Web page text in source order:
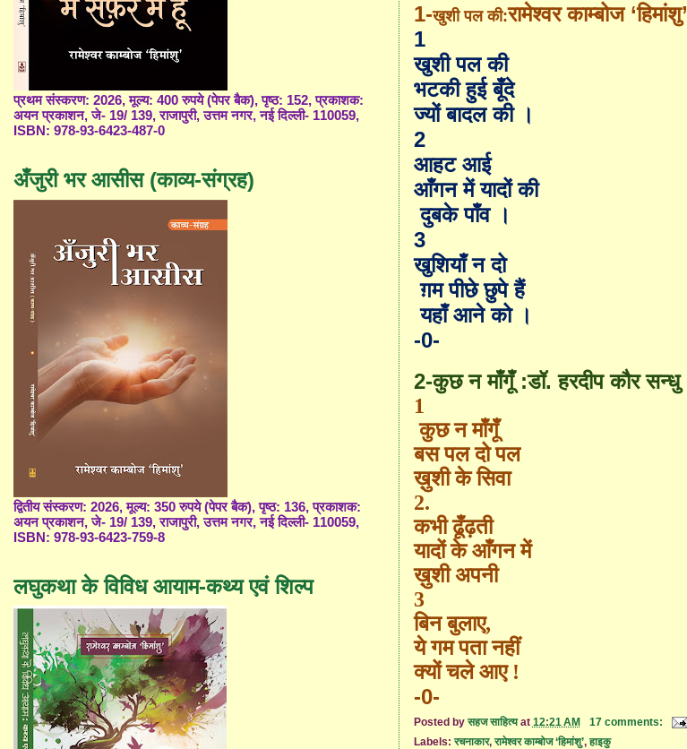
1-खुशी पल की:रामेश्वर काम्बोज ‘हिमांशु’
1
खुशी पल की
भटकी हुई बूँदे
ज्यों बादल की ।
2
आहट आई
आँगन में यादों की
दुबके पाँव ।
3
खुशियाँ न दो
ग़म पीछे छुपे हैं
यहाँ आने को ।
-0-
2-कुछ न माँगूँ :डॉ. हरदीप कौर सन्धु
1
कुछ न माँगूँ
बस पल दो पल
ख़ुशी के सिवा
2.
कभी ढूँढ़ती
यादों के आँगन में
ख़ुशी अपनी
3
बिन बुलाए,
ये गम पता नहीं
क्यों चले आए !
-0-
Posted byसहज साहित्य at 12:21 AM
17 comments:
Labels:रचनाकार,रामेश्वर काम्बोज ‘हिमांशु’,हाइकु
प्रथम संस्करण: 2026, मूल्य: 400 रुपये (पेपर बैक), पृष्ठ: 152, प्रकाशक:
अयन प्रकाशन, जे- 19/ 139, राजापुरी, उत्तम नगर, नई दिल्ली- 110059,
ISBN: 978-93-6423-487-0
अँजुरी भर आसीस (काव्य-संग्रह)
द्वितीय संस्करण: 2026, मूल्य: 350 रुपये (पेपर बैक), पृष्ठ: 136, प्रकाशक:
अयन प्रकाशन, जे- 19/ 139, राजापुरी, उत्तम नगर, नई दिल्ली- 110059,
ISBN: 978-93-6423-759-8
लघुकथा के विविध आयाम-कथ्य एवं शिल्प